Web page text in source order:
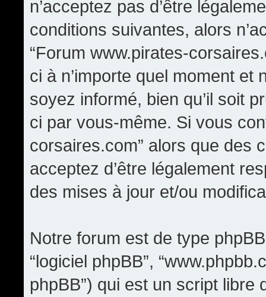
n’acceptez pas d’être
conditions suivantes, alors
“Forum www.pirates-
ci à n’importe quel moment
soyez informé, bien qu’il soit
ci par vous-même. Si vous
corsaires.com” alors que des
acceptez d’être légalement
des mises à jour et/ou
Notre forum est de type phpBB
“logiciel phpBB”,
phpBB”) qui est un script